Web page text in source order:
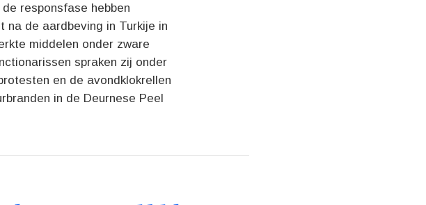
responsfase hebben
na de aardbeving in Turkije in
middelen onder zware
spraken zij onder
en de avondklokrellen
in de Deurnese Peel